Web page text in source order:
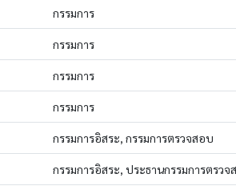
กรรมการ
กรรมการ
กรรมการ
กรรมการ
กรรมการอิสระ, กรรมการตรวจสอบ
กรรมการอิสระ, ประธานกรรมการตรวจ